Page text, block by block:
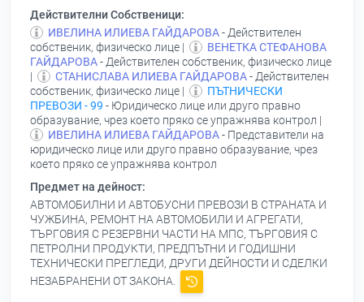
Действителни Собственици:
ИВЕЛИНА ИЛИЕВА ГАЙДАРОВА- Действителен
собственик, физическо лице |
ВЕНЕТКА СТЕФАНОВА
ГАЙДАРОВА- Действителен собственик, физическо лице
|
СТАНИСЛАВА ИЛИЕВА ГАЙДАРОВА- Действителен
собственик, физическо лице |
ПЪТНИЧЕСКИ
ПРЕВОЗИ - 99 - Юридическо лице или друго правно
образувание, чрез което пряко се упражнява контрол |
ИВЕЛИНА ИЛИЕВА ГАЙДАРОВА- Представители на
юридическо лице или друго правно образувание, чрез
което пряко се упражнява контрол
Предмет на дейност:
АВТОМОБИЛНИ И АВТОБУСНИ ПРЕВОЗИ В СТРАНАТА И
ЧУЖБИНА, РЕМОНТ НА АВТОМОБИЛИ И АГРЕГАТИ,
ТЪРГОВИЯ С РЕЗЕРВНИ ЧАСТИ НА МПС, ТЪРГОВИЯ С
ПЕТРОЛНИ ПРОДУКТИ, ПРЕДПЪТНИ И ГОДИШНИ
ТЕХНИЧЕСКИ ПРЕГЛЕДИ, ДРУГИ ДЕЙНОСТИ И СДЕЛКИ
НЕЗАБРАНЕНИ ОТ ЗАКОНА.